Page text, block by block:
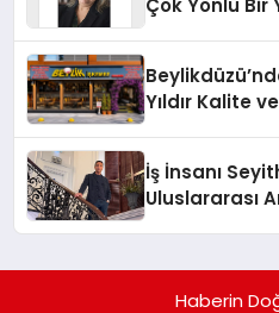
Çok Yönlü Bir
Yıldır Kalite
İş İnsanı
Uluslararası
Haberin